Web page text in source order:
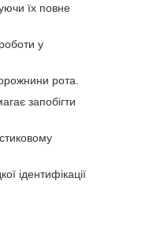
їх повне
у
рота.
запобігти
ідентифікації